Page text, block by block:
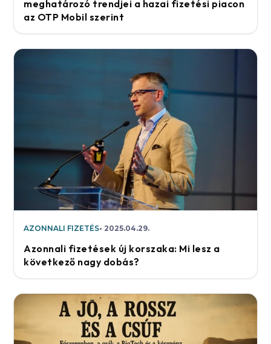
meghatározó trendjei a hazai fizetési piacon
az OTP Mobil szerint
AZONNALI FIZETÉS 2025.04.29.
Azonnali fizetések új korszaka: Mi lesz a
következő nagy dobás?